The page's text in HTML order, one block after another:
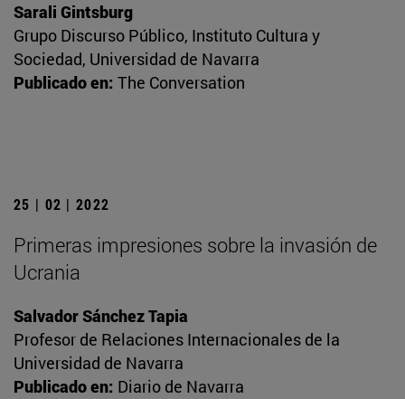
Sarali Gintsburg
Grupo Discurso Público, Instituto Cultura y
Sociedad, Universidad de Navarra
Publicado en: The Conversation
25 | 02 | 2022
Primeras impresiones sobre la invasión de
Ucrania
Salvador Sánchez Tapia
Profesor de Relaciones Internacionales de la
Universidad de Navarra
Publicado en: Diario de Navarra